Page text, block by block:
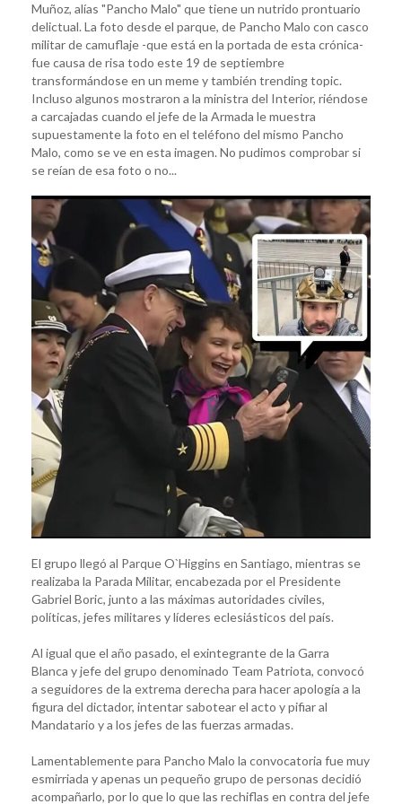
Muñoz, alías "Pancho Malo" que tiene un nutrido prontuario
delictual. La foto desde el parque, de Pancho Malo con casco
militar de camuflaje -que está en la portada de esta crónica-
fue causa de risa todo este 19 de septiembre
transformándose en un meme y también trending topic.
Incluso algunos mostraron a la ministra del Interior, riéndose
a carcajadas cuando el jefe de la Armada le muestra
supuestamente la foto en el teléfono del mismo Pancho
Malo, como se ve en esta imagen. No pudimos comprobar si
se reían de esa foto o no...
El grupo llegó al Parque O`Higgins en Santiago, mientras se
realizaba la Parada Militar, encabezada por el Presidente
Gabriel Boric, junto a las máximas autoridades civiles,
políticas, jefes militares y líderes eclesiásticos del país.
Al igual que el año pasado, el exintegrante de la Garra
Blanca y jefe del grupo denominado Team Patriota, convocó
a seguidores de la extrema derecha para hacer apología a la
figura del dictador, intentar sabotear el acto y pifiar al
Mandatario y a los jefes de las fuerzas armadas.
Lamentablemente para Pancho Malo la convocatoria fue muy
esmirriada y apenas un pequeño grupo de personas decidió
acompañarlo, por lo que lo que las rechiflas en contra del jefe